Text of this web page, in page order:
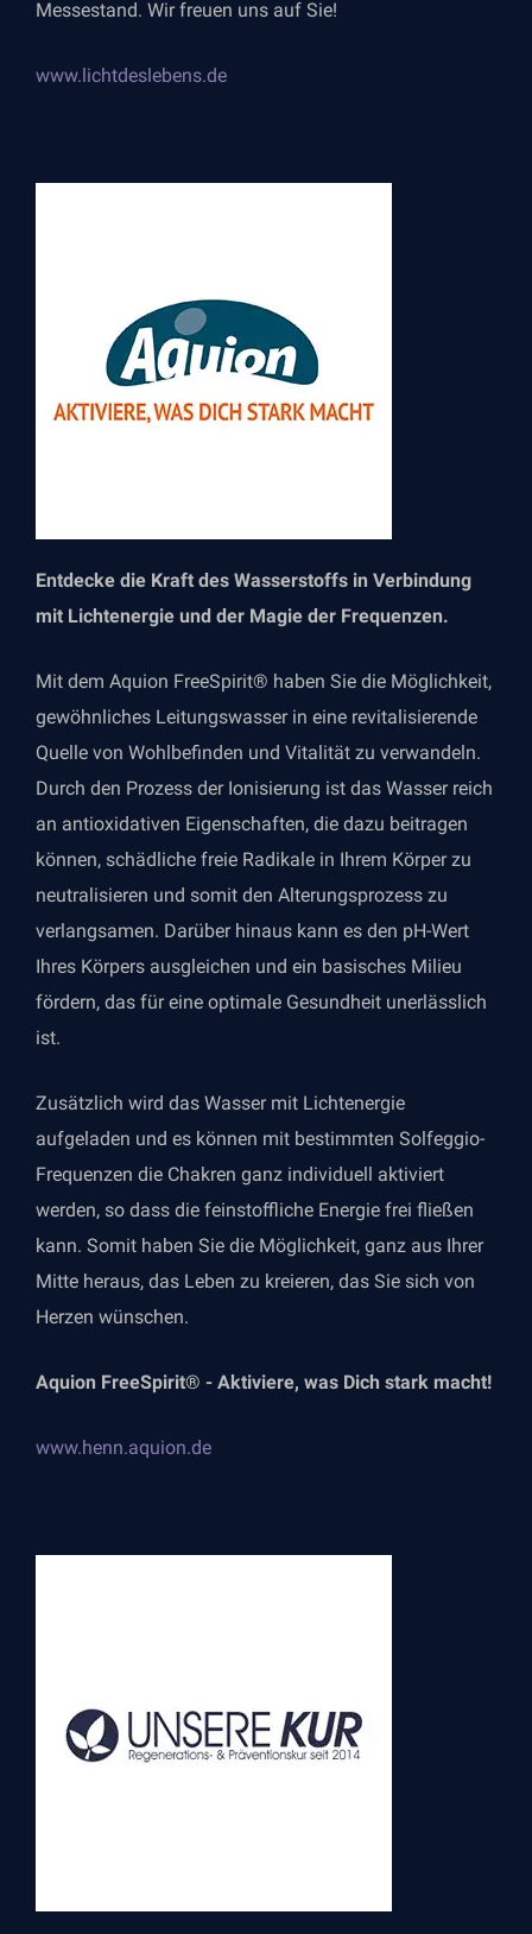
Messestand. Wir freuen uns auf Sie!
www.lichtdeslebens.de
Entdecke die Kraft des Wasserstoffs in Verbindung
mit Lichtenergie und der Magie der Frequenzen.
Mit dem Aquion FreeSpirit® haben Sie die Möglichkeit,
gewöhnliches Leitungswasser in eine revitalisierende
Quelle von Wohlbefinden und Vitalität zu verwandeln.
Durch den Prozess der Ionisierung ist das Wasser reich
an antioxidativen Eigenschaften, die dazu beitragen
können, schädliche freie Radikale in Ihrem Körper zu
neutralisieren und somit den Alterungsprozess zu
verlangsamen. Darüber hinaus kann es den pH-Wert
Ihres Körpers ausgleichen und ein basisches Milieu
fördern, das für eine optimale Gesundheit unerlässlich
ist.
Zusätzlich wird das Wasser mit Lichtenergie
aufgeladen und es können mit bestimmten Solfeggio-
Frequenzen die Chakren ganz individuell aktiviert
werden, so dass die feinstoffliche Energie frei fließen
kann. Somit haben Sie die Möglichkeit, ganz aus Ihrer
Mitte heraus, das Leben zu kreieren, das Sie sich von
Herzen wünschen.
Aquion FreeSpirit® - Aktiviere, was Dich stark macht!
www.henn.aquion.de